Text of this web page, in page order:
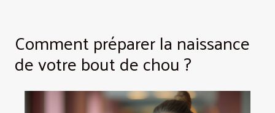
Comment préparer la naissance
de votre bout de chou ?